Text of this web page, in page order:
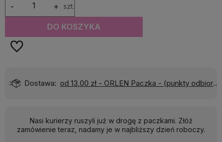
+
- szt.
DO KOSZYKA
Dostawa: od 13,00 zł - ORLEN Paczka - (punkty odbioru)
Nasi kurierzy ruszyli już w drogę z paczkami. Złóż
zamówienie teraz, nadamy je w najbliższy dzień roboczy.